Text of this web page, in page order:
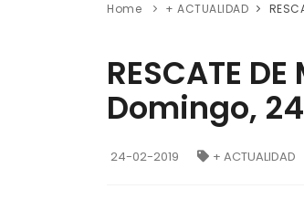
Home + ACTUALIDAD
RESCATE
Domingo,
24-02-2019 + ACTUALIDAD